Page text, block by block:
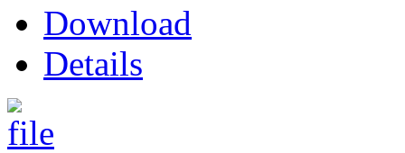
Download
Details